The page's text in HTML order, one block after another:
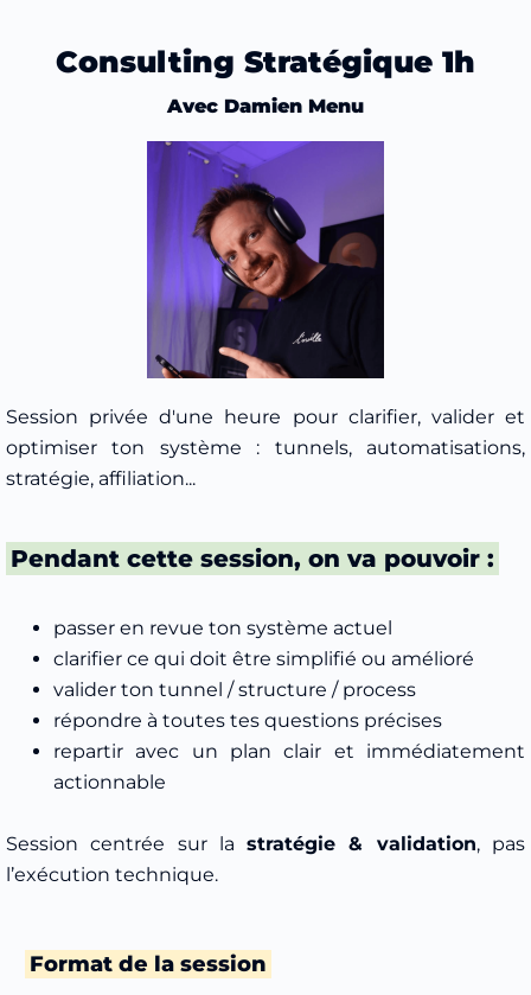
Consulting Stratégique 1h
Avec Damien Menu
Session privée d'une heure pour clarifier, valider et
optimiser ton système : tunnels, automatisations,
stratégie, affiliation...
Pendant cette session, on va pouvoir :
passer en revue ton système actuel
clarifier ce qui doit être simplifié ou amélioré
valider ton tunnel / structure / process
répondre à toutes tes questions précises
repartir avec un plan clair et immédiatement
actionnable
Session centrée sur lastratégie & validation, pas
l’exécution technique.
Format de la session